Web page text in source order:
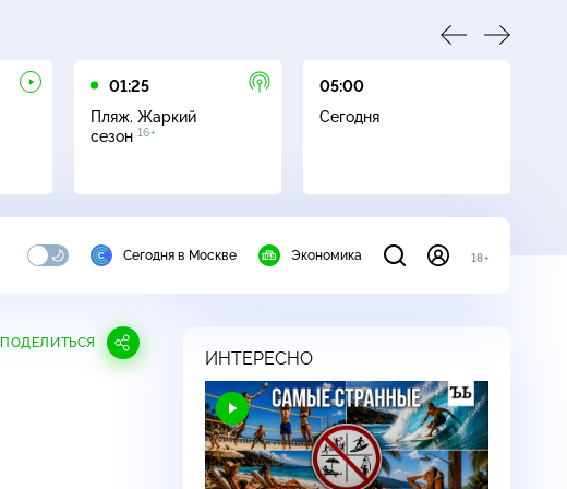
01:25
Пляж. Жаркий
сезон 16+
05:00
Сегодня
Сегодня в Москве Экономика 18+
ПОДЕЛИТЬСЯ
ИНТЕРЕСНО